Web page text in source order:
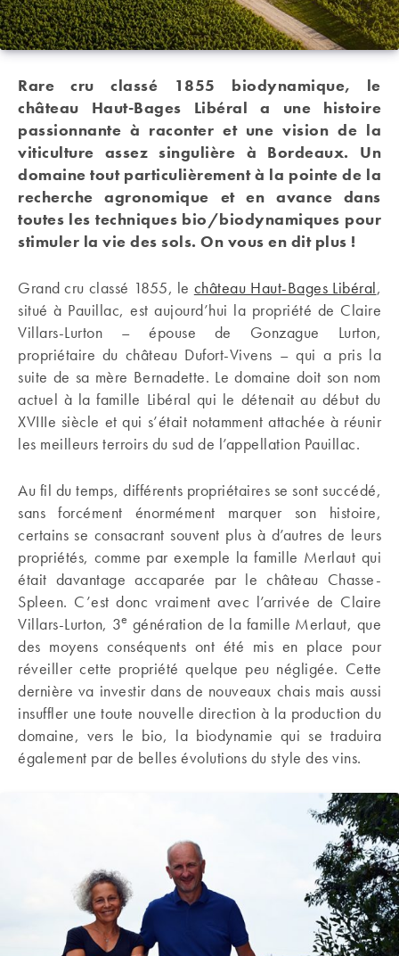
Rare cru classé 1855 biodynamique, le
château Haut-Bages Libéral a une histoire
passionnante à raconter et une vision de la
viticulture assez singulière à Bordeaux. Un
domaine tout particulièrement à la pointe de la
recherche agronomique et en avance dans
toutes les techniques bio/biodynamiques pour
stimuler la vie des sols. On vous en dit plus !
Grand cru classé 1855, le château Haut-Bages Libéral,
situé à Pauillac, est aujourd’hui la propriété de Claire
Villars-Lurton – épouse de Gonzague Lurton,
propriétaire du château Dufort-Vivens – qui a pris la
suite de sa mère Bernadette. Le domaine doit son nom
actuel à la famille Libéral qui le détenait au début du
XVIIIe siècle et qui s’était notamment attachée à réunir
les meilleurs terroirs du sud de l’appellation Pauillac.
Au fil du temps, différents propriétaires se sont succédé,
sans forcément énormément marquer son histoire,
certains se consacrant souvent plus à d’autres de leurs
propriétés, comme par exemple la famille Merlaut qui
était davantage accaparée par le château Chasse-
Spleen. C’est donc vraiment avec l’arrivée de Claire
Villars-Lurton, 3e génération de la famille Merlaut, que
des moyens conséquents ont été mis en place pour
réveiller cette propriété quelque peu négligée. Cette
dernière va investir dans de nouveaux chais mais aussi
insuffler une toute nouvelle direction à la production du
domaine, vers le bio, la biodynamie qui se traduira
également par de belles évolutions du style des vins.